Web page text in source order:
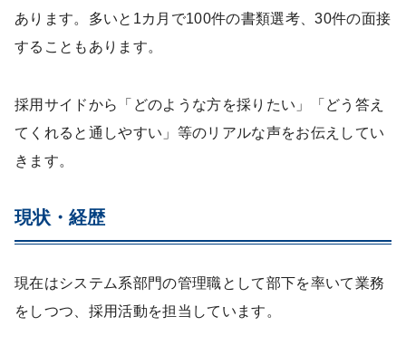
あります。多いと1カ月で100件の書類選考、30件の面接
することもあります。
採用サイドから「どのような方を採りたい」「どう答え
てくれると通しやすい」等のリアルな声をお伝えしてい
きます。
現状・経歴
現在はシステム系部門の管理職として部下を率いて業務
をしつつ、採用活動を担当しています。